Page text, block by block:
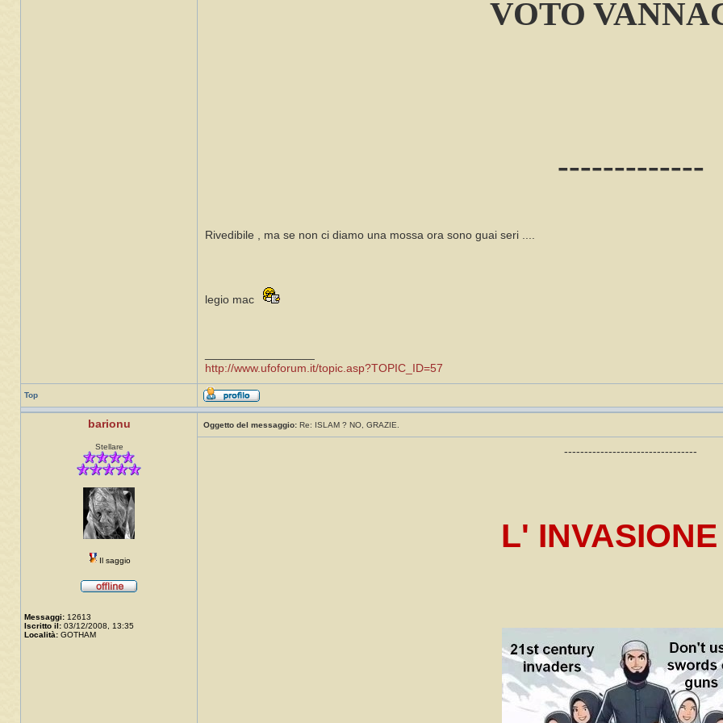
VOTO
-------------
Rivedibile , ma se non ci diamo una mossa ora sono guai seri ....
legio mac
http://www.ufoforum.it/topic.asp?TOPIC_ID=57
Top
barionu
Stellare
Il saggio
Messaggi: 12613
Iscritto il: 03/12/2008, 13:35
Località: GOTHAM
Oggetto del messaggio: Re: ISLAM ? NO, GRAZIE.
---------------------------------
L'